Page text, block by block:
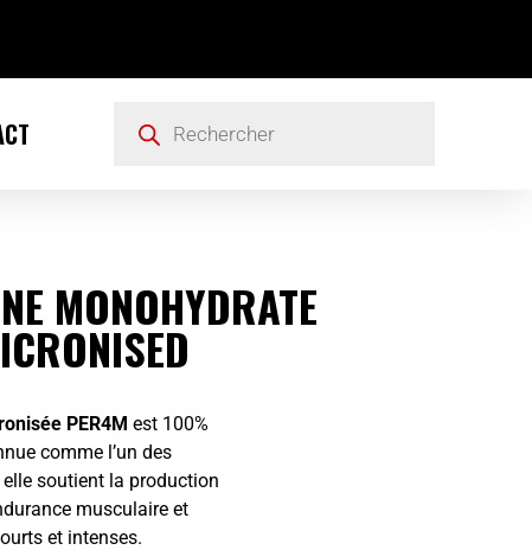
MONOHYDRATE
PER4M est 100%
comme l’un des
soutient la production
musculaire et
et intenses.